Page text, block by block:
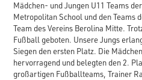
Mädchen- und Jungen U11 Teams
Metropolitan School und den Teams
Team des Vereins Berolina Mitte.
Fußball geboten. Unsere Jungs
Siegen den ersten Platz. Die
hervorragend und belegten den 2.
großartigen Fußballteams, Trainer